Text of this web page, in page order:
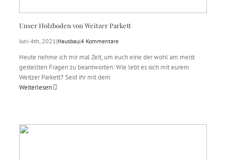
Unser Holzboden von Weitzer Parkett
Juni 4th, 2021 |Hausbau|4 Kommentare
Heute nehme ich mir mal Zeit, um euch eine der wohl am meist
gestellten Fragen zu beantworten: Wie lebt es sich mit eurem
Weitzer Parkett? Seid ihr mit dem
Weiterlesen